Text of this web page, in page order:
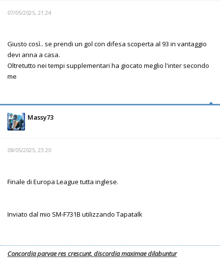
07/05/2025, 21:24
Giusto così.. se prendi un gol con difesa scoperta al 93 in vantaggio
devi anna a casa.
Oltretutto nei tempi supplementari ha giocato meglio l'inter secondo
me
Massy73
08/05/2025, 23:20
Finale di Europa League tutta inglese.
Inviato dal mio SM-F731B utilizzando Tapatalk
Concordia parvae res crescunt, discordia maximae dilabuntur